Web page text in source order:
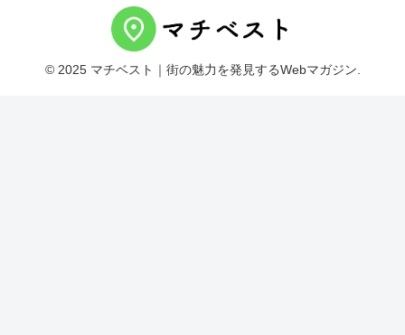
© 2025 マチベスト｜街の魅力を発見するWebマガジン.